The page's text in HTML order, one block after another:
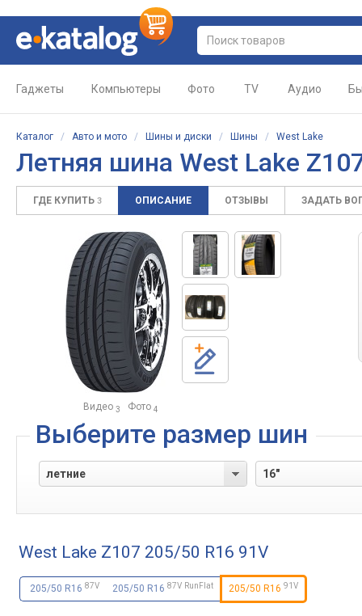
Гаджеты Компьютеры Фото TV Аудио
Каталог / Авто и мото / Шины и диски / Шины / West Lake
Летняя шина West Lake
ГДЕ КУПИТЬ 3 ОПИСАНИЕ ОТЗЫВЫ ЗАДАТЬ
Видео 3 Фото 4
Выберите размер шин
West Lake Z107 205/50 R16 91V
205/50 R16 87V 205/50 R16 87V RunFlat 205/50 R16 91 V